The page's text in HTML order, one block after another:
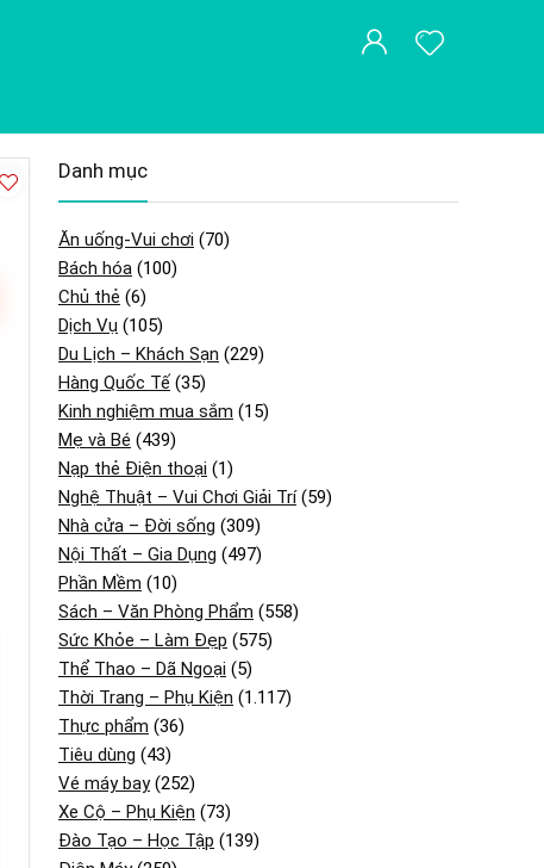
Danh mục
Ăn uống-Vui chơi (70)
Bách hóa (100)
Chủ thẻ (6)
Dịch Vụ (105)
Du Lịch – Khách Sạn (229)
Hàng Quốc Tế (35)
Kinh nghiệm mua sắm (15)
Mẹ và Bé (439)
Nạp thẻ Điện thoại (1)
Nghệ Thuật – Vui Chơi Giải Trí(59)
Nhà cửa – Đời sống (309)
Nội Thất – Gia Dụng (497)
Phần Mềm (10)
Sách – Văn Phòng Phẩm (558)
Sức Khỏe – Làm Đẹp (575)
Thể Thao – Dã Ngoại (5)
Thời Trang – Phụ Kiện (1.117)
Thực phẩm (36)
Tiêu dùng (43)
Vé máy bay(252)
Xe Cộ – Phụ Kiện (73)
Đào Tạo – Học Tập (139)